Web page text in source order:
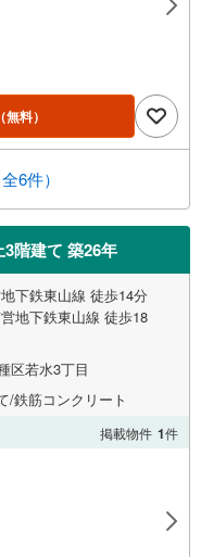
（無料）
6件）
階建て 築26年
下鉄東山線 徒歩14分
地下鉄東山線 徒歩18
区若水3丁目
/鉄筋コンクリート
掲載物件 1件